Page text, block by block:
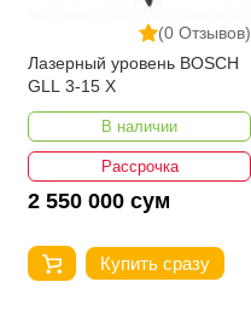
(0 Отзывов)
Лазерный уровень BOSCH
GLL 3-15 X
В наличии
Рассрочка
2 550 000 сум
Купить сразу